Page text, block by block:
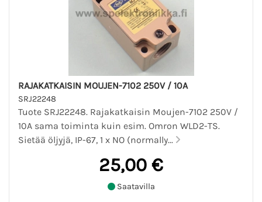
RAJAKATKAISIN MOUJEN-7102 250V / 10A
SRJ22248
Tuote SRJ22248. Rajakatkaisin Moujen-7102 250V /
10A sama toiminta kuin esim. Omron WLD2-TS.
Sietää öljyjä, IP-67, 1 x NO (normally...
25,00 €
Saatavilla